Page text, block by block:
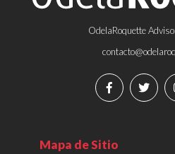
OdelaRoquette
Mapa de Sitio